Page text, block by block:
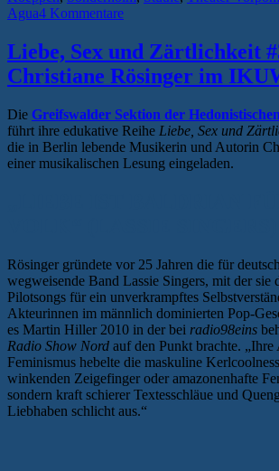
das
Greifswalder
Wochenende
im
Überblick
#33“
Agua4 Kommentare
Liebe, Sex und Zärtlichkeit
Christiane Rösinger im
Die Greifswalder Sektion der
führt ihre edukative Reihe Liebe, Sex und
die in Berlin lebende Musikerin und Autorin
einer musikalischen Lesung eingeladen.
Rösinger gründete vor 25 Jahren die für
wegweisende Band Lassie Singers, mit der sie
Pilotsongs für ein unverkrampftes
Akteurinnen im männlich dominierten Pop-
es Martin Hiller 2010 in der bei radio98eins
Radio Show Nord auf den Punkt brachte.
Feminismus hebelte die maskuline
winkenden Zeigefinger oder amazonenhafte
sondern kraft schierer Textesschläue und
Liebhaben schlicht aus.“